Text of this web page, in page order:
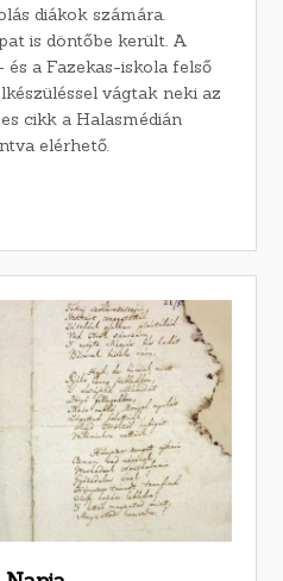
diákok számára.
is döntőbe került. A
a Fazekas-iskola felső
vágtak neki az
cikk a Halasmédián
elérhető.